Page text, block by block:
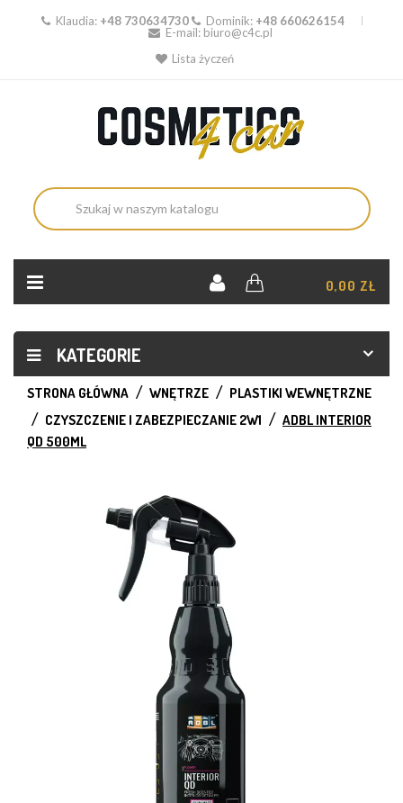
Klaudia: +48 730634730 Dominik: +48 660626154
E-mail: biuro@c4c.pl
Lista życzeń
0,00 ZŁ
KATEGORIE
STRONA GŁÓWNA WNĘTRZE
PLASTIKI WEWNĘTRZNE
CZYSZCZENIE I ZABEZPIECZANIE 2W1
ADBL INTERIOR
QD 500ML